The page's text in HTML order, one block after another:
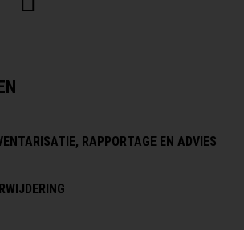
RAPPORTAGE EN ADVIES